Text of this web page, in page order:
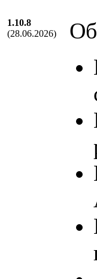
1.10.8
(28.06.2026)